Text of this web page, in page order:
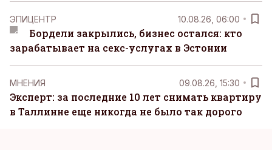
ЭПИЦЕНТР 10.08.26, 06:00
Бордели закрылись, бизнес остался: кто
зарабатывает на секс-услугах в Эстонии
MНЕНИЯ 09.08.26, 15:30
Эксперт: за последние 10 лет снимать квартиру
в Таллинне еще никогда не было так дорого